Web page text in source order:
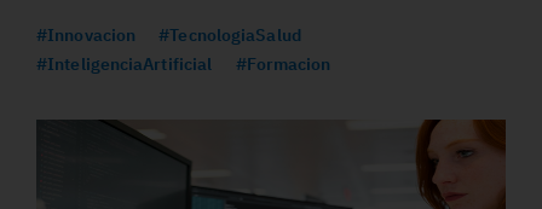
#Innovacion
#TecnologiaSalud
#InteligenciaArtificial
#Formacion